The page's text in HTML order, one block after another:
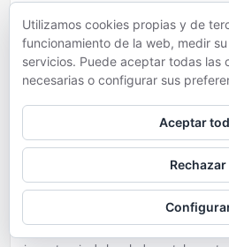
No estás sol@. Si tú o alguien que
mal momento, @sanidadgob te
atencíón a la conducta suicida 24
días al año. Gratuito, confidencial,
https://www.sanidad.gob.es/linea024/
personas con discapacidad auditiva:
También puedes llamar a los teléfonos
territorio. En España, al 112
Ángeles de Azul y Verde es una
Utilizamos cookies propias y de
funcionamiento de la web, medir
servicios. Puede aceptar todas las
necesarias o configurar sus
Aceptar
Rechazar